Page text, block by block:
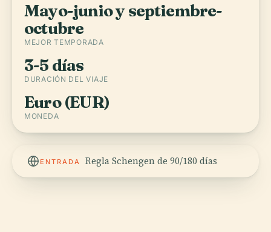
Mayo-junio y septiembre-
octubre
MEJOR TEMPORADA
3-5 días
DURACIÓN DEL VIAJE
Euro (EUR)
MONEDA
ENTRADA Regla Schengen de 90/180 días